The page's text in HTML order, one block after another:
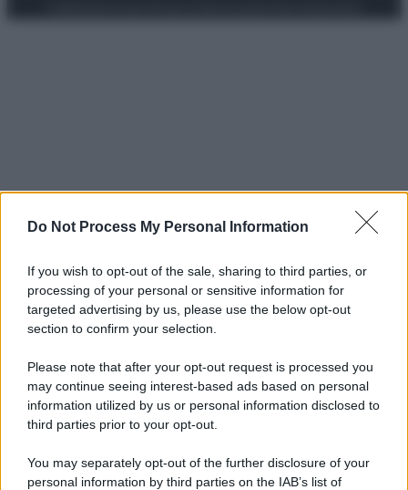
Do Not Process My Personal Information
If you wish to opt-out of the sale, sharing to third parties, or
processing of your personal or sensitive information for
targeted advertising by us, please use the below opt-out
section to confirm your selection.
Please note that after your opt-out request is processed you
may continue seeing interest-based ads based on personal
information utilized by us or personal information disclosed to
third parties prior to your opt-out.
You may separately opt-out of the further disclosure of your
personal information by third parties on the IAB’s list of